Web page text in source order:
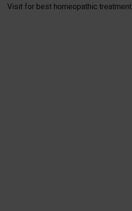
Visit for best homeopathic treatment